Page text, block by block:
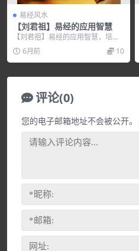
易经风水
【刘君祖】易经的应用智慧
【刘君祖】易经的应用智慧，培训
讲座视频，培训课程视频教程下
载，百度网盘资源分享下...
6月前 10
评论(0)
您的电子邮箱地址不会被公开。